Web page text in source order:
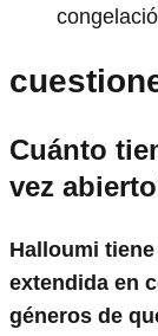
Cuánto
vez
Halloumi
extendida en
géneros de